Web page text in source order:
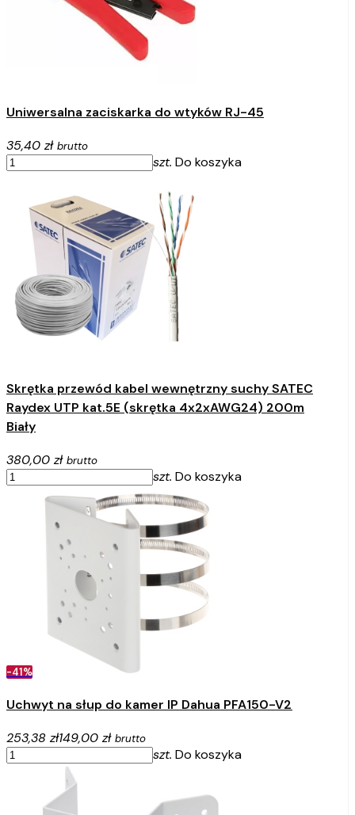
Uniwersalna zaciskarka do wtyków RJ-45
35,40 zł brutto
szt. Do koszyka
Skrętka przewód kabel wewnętrzny suchy SATEC
Raydex UTP kat.5E (skrętka 4x2xAWG24) 200m
Biały
380,00 zł brutto
szt. Do koszyka
-41%
Uchwyt na słup do kamer IP Dahua PFA150-V2
253,38 zł149,00 zł brutto
szt. Do koszyka